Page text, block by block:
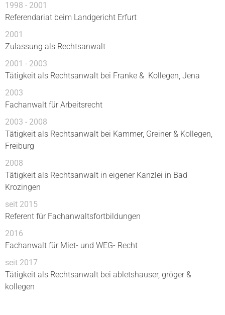
1998 - 2001
Referendariat beim Landgericht Erfurt
2001
Zulassung als Rechtsanwalt
2001 - 2003
Tätigkeit als Rechtsanwalt bei Franke & Kollegen, Jena
2003
Fachanwalt für Arbeitsrecht
2003 - 2008
Tätigkeit als Rechtsanwalt bei Kammer, Greiner & Kollegen,
Freiburg
2008
Tätigkeit als Rechtsanwalt in eigener Kanzlei in Bad
Krozingen
seit 2015
Referent für Fachanwaltsfortbildungen
2016
Fachanwalt für Miet- und WEG- Recht
seit 2017
Tätigkeit als Rechtsanwalt bei abletshauser, gröger &
kollegen